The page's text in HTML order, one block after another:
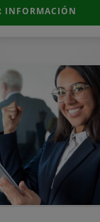
INFORMACIÓN